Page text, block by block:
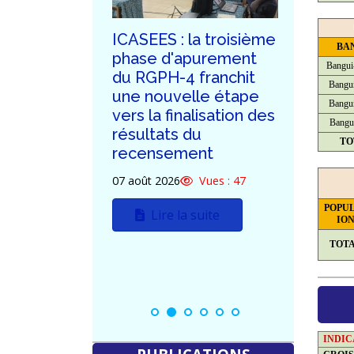
ICASEES : la troisième
phase d'apurement
du RGPH-4 franchit
une nouvelle étape
vers la finalisation des
résultats du
recensement
07 août 2026 Vues : 47
Lire la suite
de
au
(R+5)
03
ION